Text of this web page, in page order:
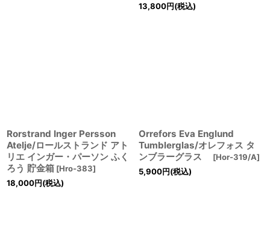
13,800円(税込)
Rorstrand Inger Persson
Atelje/ロールストランド アト
リエ インガー・パーソン ふく
ろう 貯金箱 [Hro-383]
18,000円(税込)
Orrefors Eva Englund
Tumblerglas/オレフォス タ
ンブラーグラス
[Hor-319/A]
5,900円(税込)